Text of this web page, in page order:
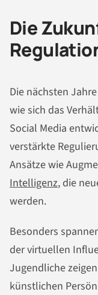
Die
Die nächsten
wie sich das
Social Media
verstärkte
Ansätze wie
Intelligenz, die
werden.
Besonders
der virtuellen
Jugendliche
künstlichen